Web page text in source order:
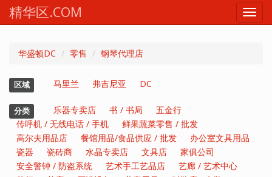
精华区.COM
华盛顿DC 零售 钢琴代理店
区域 马里兰 弗吉尼亚 DC
分类 乐器专卖店 书 / 书局
五金行
传呼机 / 无线电话 / 手机
鲜果蔬菜零售 / 批发
高尔夫用品店
餐馆用品/食品供应 / 批发
办公室文具用品
瓷器
瓷砖商 水晶专卖店 文具店
家俱公司
安全警钟 / 防盗系统
艺术手工艺品店
艺廊 / 艺术中心